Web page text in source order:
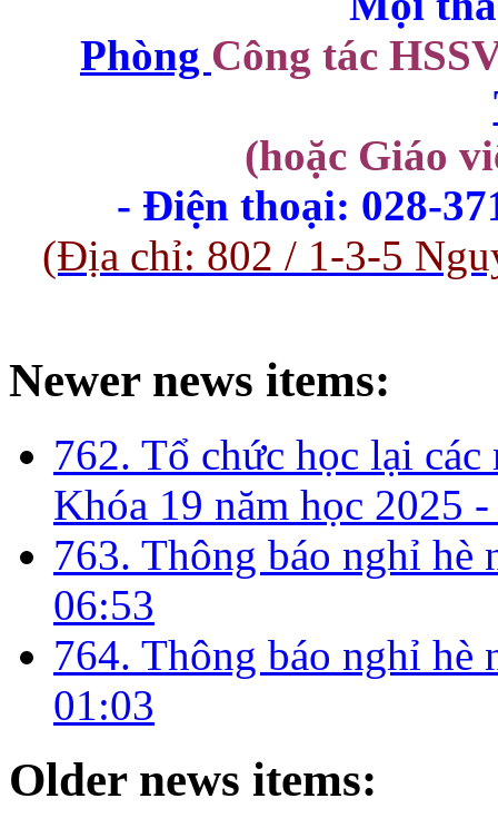
Phòng Công tác
(hoặc Giáo
- Điện thoại: 028-
(Địa chỉ: 802 / 1-3-5
Newer news items:
762. Tổ chức học lại
Khóa 19 năm học 2025
763. Thông báo nghỉ
06:53
764. Thông báo nghỉ
01:03
Older news items: